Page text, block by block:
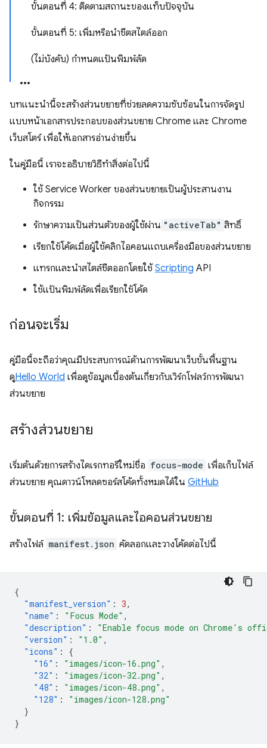
ขั้นตอนที่ 4: ติดตามสถานะของแท็บปัจจุบัน
ขั้นตอนที่ 5: เพิ่มหรือนำชีตสไตล์ออก
(ไม่บังคับ) กำหนดแป้นพิมพ์ลัด
บทแนะนำนี้จะสร้างส่วนขยายที่ช่วยลดความซับซ้อนในการจัดรูป
แบบหน้าเอกสารประกอบของส่วนขยาย Chrome และ Chrome
เว็บสโตร์ เพื่อให้เอกสารอ่านง่ายขึ้น
ในคู่มือนี้ เราจะอธิบายวิธีทำสิ่งต่อไปนี้
ใช้ Service Worker ของส่วนขยายเป็นผู้ประสานงาน
กิจกรรม
รักษาความเป็นส่วนตัวของผู้ใช้ผ่าน "activeTab" สิทธิ์
เรียกใช้โค้ดเมื่อผู้ใช้คลิกไอคอนแถบเครื่องมือของส่วนขยาย
แทรกและนำสไตล์ชีตออกโดยใช้ Scripting API
ใช้แป้นพิมพ์ลัดเพื่อเรียกใช้โค้ด
ก่อนจะเริ่ม
คู่มือนี้จะถือว่าคุณมีประสบการณ์ด้านการพัฒนาเว็บขั้นพื้นฐาน
ดูHello World เพื่อดูข้อมูลเบื้องต้นเกี่ยวกับเวิร์กโฟลว์การพัฒนา
ส่วนขยาย
สร้างส่วนขยาย
เริ่มต้นด้วยการสร้างไดเรกทอรีใหม่ชื่อ focus-mode เพื่อเก็บไฟล์
ส่วนขยาย คุณดาวน์โหลดซอร์สโค้ดทั้งหมดได้ใน GitHub
ขั้นตอนที่ 1: เพิ่มข้อมูลและไอคอนส่วนขยาย
สร้างไฟล์ manifest.json คัดลอกและวางโค้ดต่อไปนี้
{
"manifest_version" : 3,
"name" : "Focus Mode" ,
"description" :
"Enable focus mode on Chrome's
"version" : "1.0" ,
"icons" :
{
"16" : "images/icon-16.png" ,
"32" : "images/icon-32.png" ,
"48" : "images/icon-48.png" ,
"128" :
"images/icon-128.png"
}
}